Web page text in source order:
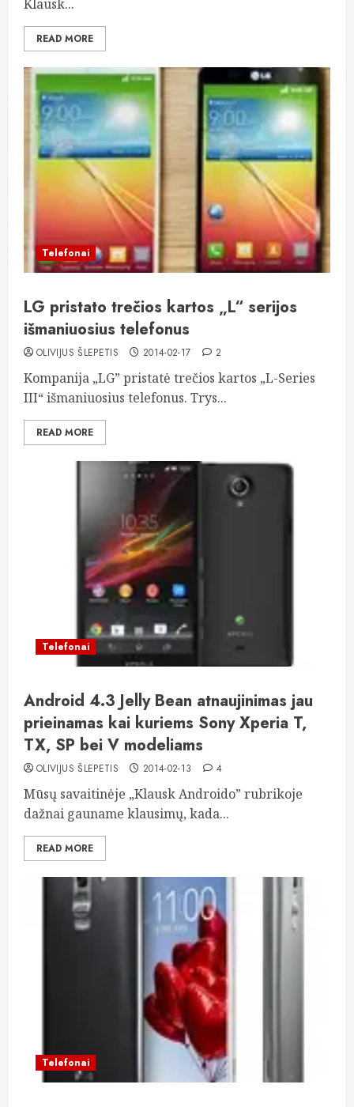
Klausk...
READ MORE
Telefonai
LG pristato trečios kartos „L“ serijos
išmaniuosius telefonus
OLIVIJUS ŠLEPETIS 2014-02-17 2
Kompanija „LG” pristatė trečios kartos „L-Series
III“ išmaniuosius telefonus. Trys...
READ MORE
Telefonai
Android 4.3 Jelly Bean atnaujinimas jau
prieinamas kai kuriems Sony Xperia T,
TX, SP bei V modeliams
OLIVIJUS ŠLEPETIS 2014-02-13 4
Mūsų savaitinėje „Klausk Androido” rubrikoje
dažnai gauname klausimų, kada...
READ MORE
Telefonai